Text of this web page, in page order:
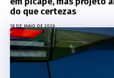
do que certezas
18 DE MAIO DE 2026